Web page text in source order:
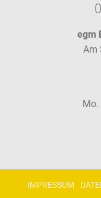
egm
Am
Mo.
IMPRESSUM